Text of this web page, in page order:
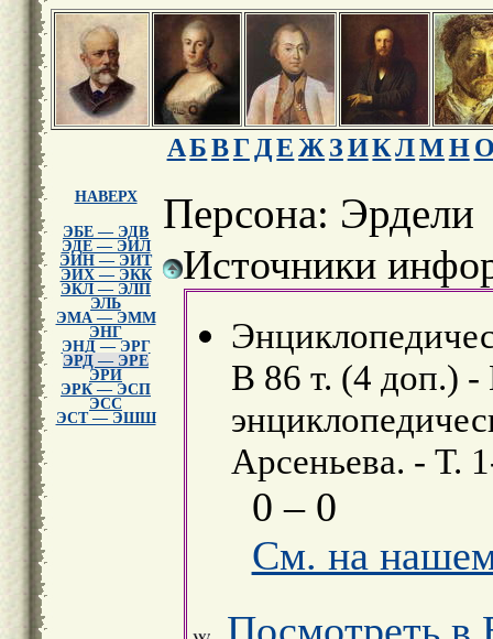
АБВГ ДЕ Ж ЗИКЛМН
НАВЕРХ
ЭБЕ — ЭДВ
ЭДЕ — ЭИЛ
ЭИН — ЭИТ
ЭИХ — ЭКК
ЭКЛ — ЭЛП
ЭЛЬ
ЭМА — ЭММ
ЭНГ
ЭНД — ЭРГ
ЭРД — ЭРЕ
ЭРИ
ЭРК — ЭСП
ЭСС
ЭСТ — ЭШШ
Персона: Эрдели
Источники
В 86 т. (4 доп.)
Арсеньева. - Т.
0 – 0
См. на